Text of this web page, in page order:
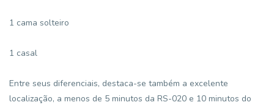
1 cama solteiro
1 casal
Entre seus diferenciais, destaca-se também a excelente
localização, a menos de 5 minutos da RS-020 e 10 minutos do